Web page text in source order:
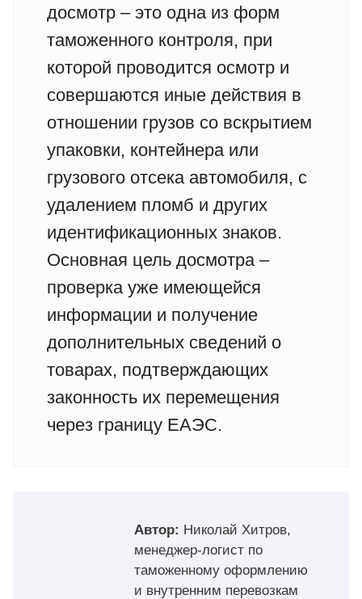
досмотр – это одна из форм
таможенного контроля, при
которой проводится осмотр и
совершаются иные действия в
отношении грузов со вскрытием
упаковки, контейнера или
грузового отсека автомобиля, с
удалением пломб и других
идентификационных знаков.
Основная цель досмотра –
проверка уже имеющейся
информации и получение
дополнительных сведений о
товарах, подтверждающих
законность их перемещения
через границу ЕАЭС.
Автор: Николай Хитров,
менеджер-логист по
таможенному оформлению
и внутренним перевозкам